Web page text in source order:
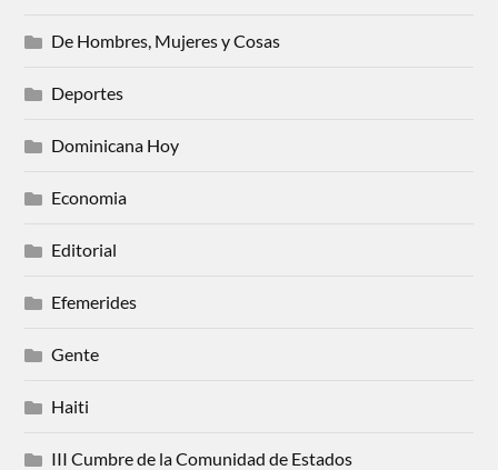
De Hombres, Mujeres y Cosas
Deportes
Dominicana Hoy
Economia
Editorial
Efemerides
Gente
Haiti
III Cumbre de la Comunidad de Estados